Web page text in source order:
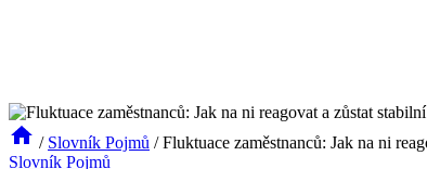
/ Slovník Pojmů / Fluktuace zaměstnanců: Jak na ni
Slovník Pojmů